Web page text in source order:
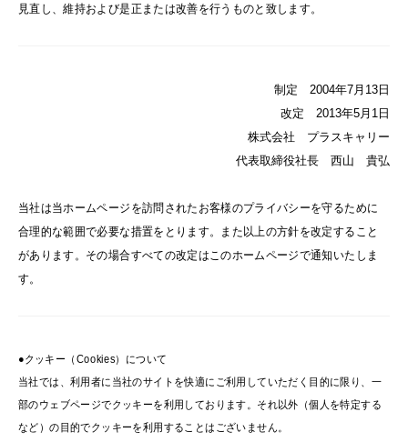
見直し、維持および是正または改善を行うものと致します。
制定 2004年7月13日
改定 2013年5月1日
株式会社 プラスキャリー
代表取締役社長 西山 貴弘
当社は当ホームページを訪問されたお客様のプライバシーを守るために
合理的な範囲で必要な措置をとります。また以上の方針を改定すること
があります。その場合すべての改定はこのホームページで通知いたしま
す。
●クッキー（Cookies）について
当社では、利用者に当社のサイトを快適にご利用していただく目的に限り、一
部のウェブページでクッキーを利用しております。それ以外（個人を特定する
など）の目的でクッキーを利用することはございません。